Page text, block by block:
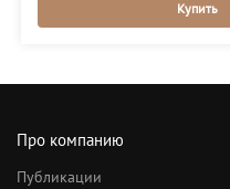
Купить
Про компанию
Публикации